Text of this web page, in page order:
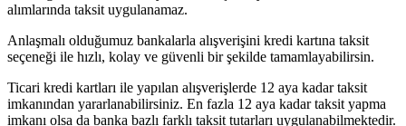
alımlarında taksit uygulanamaz.
Anlaşmalı olduğumuz bankalarla alışverişini kredi kartına taksit
seçeneği ile hızlı, kolay ve güvenli bir şekilde tamamlayabilirsin.
Ticari kredi kartları ile yapılan alışverişlerde 12 aya kadar taksit
imkanından yararlanabilirsiniz. En fazla 12 aya kadar taksit yapma
imkanı olsa da banka bazlı farklı taksit tutarları uygulanabilmektedir.